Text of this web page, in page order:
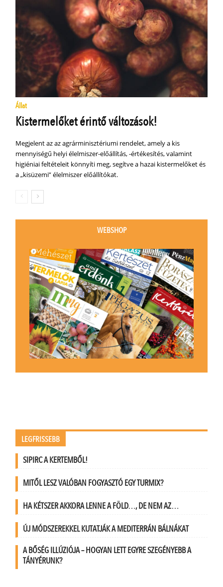
Állat
Kistermelőket érintő változások!
Megjelent az az agrárminisztériumi rendelet, amely a kis
mennyiségű helyi élelmiszer-előállítás, -értékesítés, valamint
higiéniai feltételeit könnyíti meg, segítve a hazai kistermelőket és
a „kisüzemi” élelmiszer előállítókat.
WEBSHOP
LEGFRISSEBB
SIPIRC A KERTEMBŐL!
MITŐL LESZ VALÓBAN FOGYASZTÓ EGY TURMIX?
HA KÉTSZER AKKORA LENNE A FÖLD…, DE NEM AZ…
ÚJ MÓDSZEREKKEL KUTATJÁK A MEDITERRÁN BÁLNÁKAT
A BŐSÉG ILLÚZIÓJA – HOGYAN LETT EGYRE SZEGÉNYEBB A
TÁNYÉRUNK?